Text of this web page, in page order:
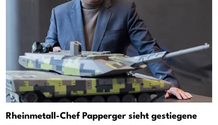
Rheinmetall-Chef Papperger sieht gestiegene